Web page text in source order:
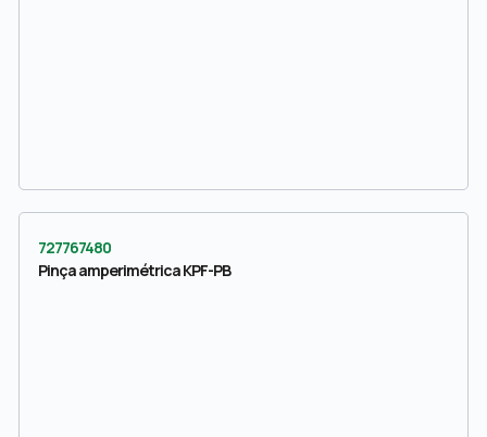
727767480
Pinça amperimétrica KPF-PB